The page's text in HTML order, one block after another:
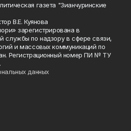
газета "Зианчуринские
В.Е. Куянова
зарегистрирована в
службы по надзору в сфере связи,
и массовых коммуникаций по
Регистрационный номер ПИ № ТУ
данных